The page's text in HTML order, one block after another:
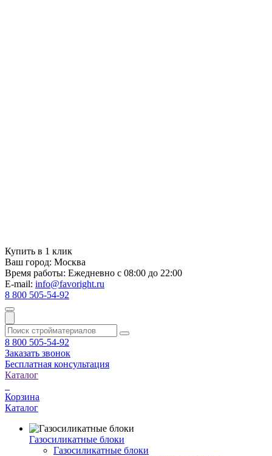
Купить в 1 клик
Ваш город: Москва
Время работы: Ежедневно с 08:00 до 22:00
E-mail: info@favoright.ru
8 800 505-54-92
8 800 505-54-92
Заказать звонок
Бесплатная консультация
Каталог
Корзина
Каталог
Газосиликатные блоки
Газосиликатные блоки